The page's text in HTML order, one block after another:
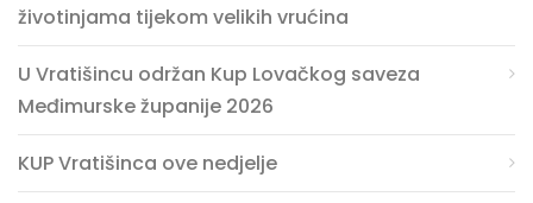
životinjama tijekom velikih vrućina
U Vratišincu održan Kup Lovačkog saveza
Međimurske županije 2026
KUP Vratišinca ove nedjelje